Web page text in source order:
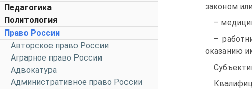
Педагогика
Политология
Право России
Авторское право России
Аграрное право России
Адвокатура
Административное право России
законом
–
–
оказанию